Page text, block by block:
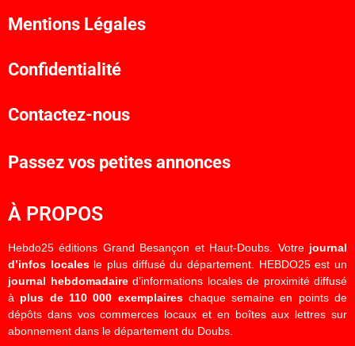
Mentions Légales
Confidentialité
Contactez-nous
Passez vos petites annonces
À PROPOS
Hebdo25 éditions Grand Besançon et Haut-Doubs. Votre journal
d’infos localesle plus diffusé du département. HEBDO25 est un
journal hebdomadaired’informations locales de proximité diffusé
à plus de 110 000 exemplaireschaque semaine en points de
dépôts dans vos commerces locaux et en boîtes aux lettres sur
abonnement dans le département du Doubs.